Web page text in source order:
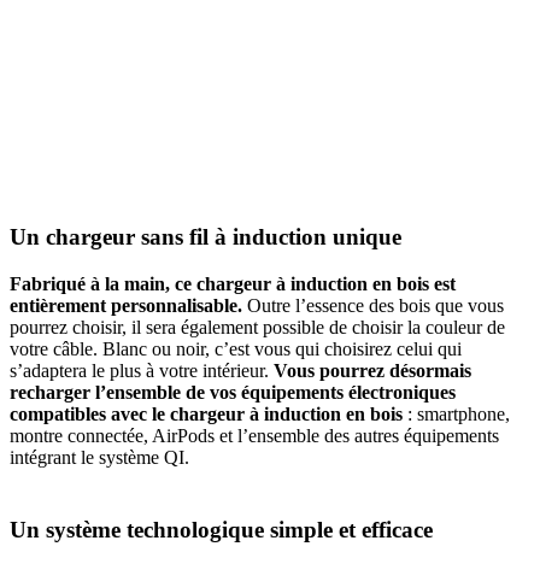
Un chargeur sans fil à induction unique
Fabriqué à la main, ce chargeur à induction en bois est
entièrement personnalisable. Outre l’essence des bois que vous
pourrez choisir, il sera également possible de choisir la couleur de
votre câble. Blanc ou noir, c’est vous qui choisirez celui qui
s’adaptera le plus à votre intérieur. Vous pourrez désormais
recharger l’ensemble de vos équipements électroniques
compatibles avec le chargeur à induction en bois : smartphone,
montre connectée, AirPods et l’ensemble des autres équipements
intégrant le système QI.
Un système technologique simple et efficace